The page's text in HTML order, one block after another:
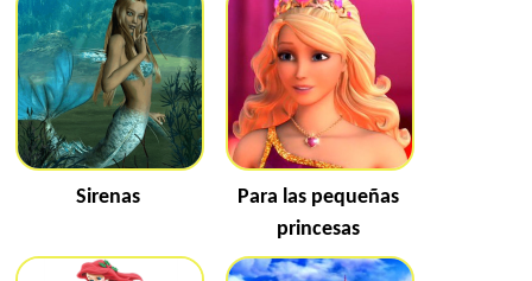
Sirenas
Para las pequeñas
princesas